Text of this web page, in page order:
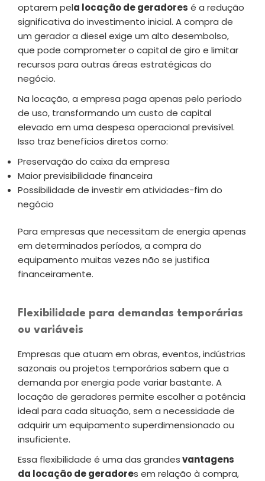
optarem pela locação de geradores é a redução
significativa do investimento inicial. A compra de
um gerador a diesel exige um alto desembolso,
que pode comprometer o capital de giro e limitar
recursos para outras áreas estratégicas do
negócio.
Na locação, a empresa paga apenas pelo período
de uso, transformando um custo de capital
elevado em uma despesa operacional previsível.
Isso traz benefícios diretos como:
Preservação do caixa da empresa
Maior previsibilidade financeira
Possibilidade de investir em atividades-fim do
negócio
Para empresas que necessitam de energia apenas
em determinados períodos, a compra do
equipamento muitas vezes não se justifica
financeiramente.
Flexibilidade para demandas temporárias
ou variáveis
Empresas que atuam em obras, eventos, indústrias
sazonais ou projetos temporários sabem que a
demanda por energia pode variar bastante. A
locação de geradores permite escolher a potência
ideal para cada situação, sem a necessidade de
adquirir um equipamento superdimensionado ou
insuficiente.
Essa flexibilidade é uma das grandesvantagens
da locação de geradores em relação à compra,